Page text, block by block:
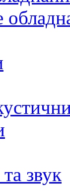
звук